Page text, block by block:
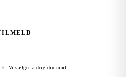
Vi sælger aldrig din mail.